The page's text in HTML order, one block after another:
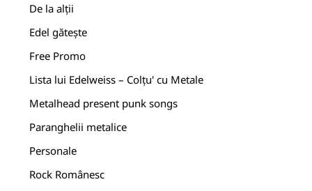
De la alții
Edel gătește
Free Promo
Lista lui Edelweiss – Colțu' cu Metale
Metalhead present punk songs
Paranghelii metalice
Personale
Rock Românesc